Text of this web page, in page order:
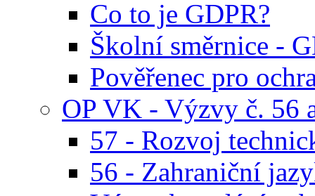
Co to je GDPR?
Školní směrnice -
Pověřenec pro
OP VK - Výzvy č. 56
57 - Rozvoj
56 - Zahraniční